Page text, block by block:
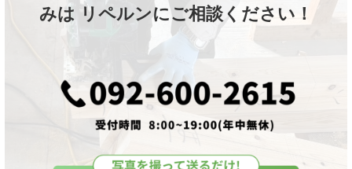
みは リペルンにご相談ください！